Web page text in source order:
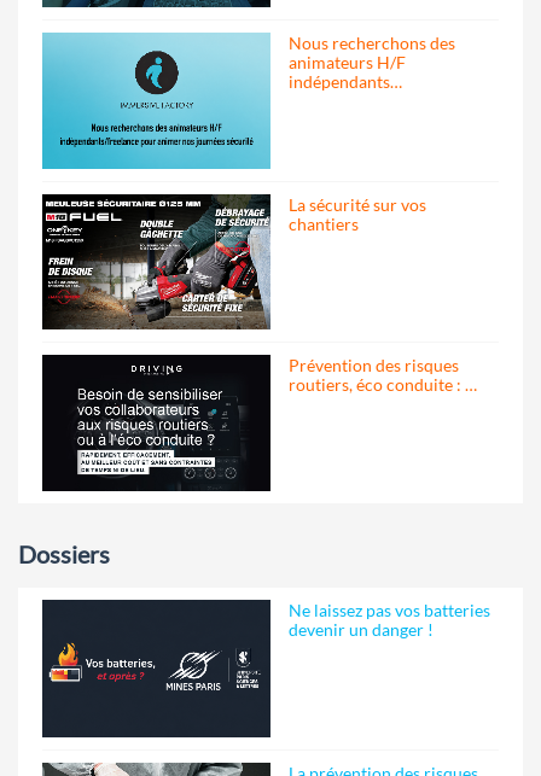
Nous recherchons des
animateurs H/F
indépendants…
La sécurité sur vos
chantiers
Prévention des risques
routiers, éco conduite : …
Dossiers
Ne laissez pas vos batteries
devenir un danger !